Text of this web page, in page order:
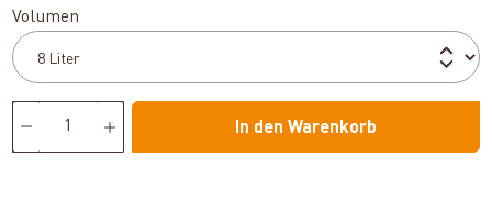
Volumen
In den Warenkorb